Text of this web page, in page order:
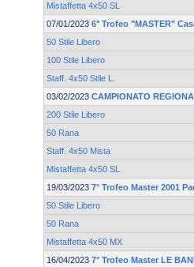
Mistaffetta 4x50 SL
07/01/2023 6° Trofeo "MASTER"
50 Stile Libero
100 Stile Libero
Staff. 4x50 Stile L.
03/02/2023 CAMPIONATO
200 Stile Libero
50 Rana
Staff. 4x50 Mista
Mistaffetta 4x50 SL
19/03/2023 7° Trofeo Master 2001
50 Stile Libero
50 Rana
Mistaffetta 4x50 MX
16/04/2023 7° Trofeo Master LE